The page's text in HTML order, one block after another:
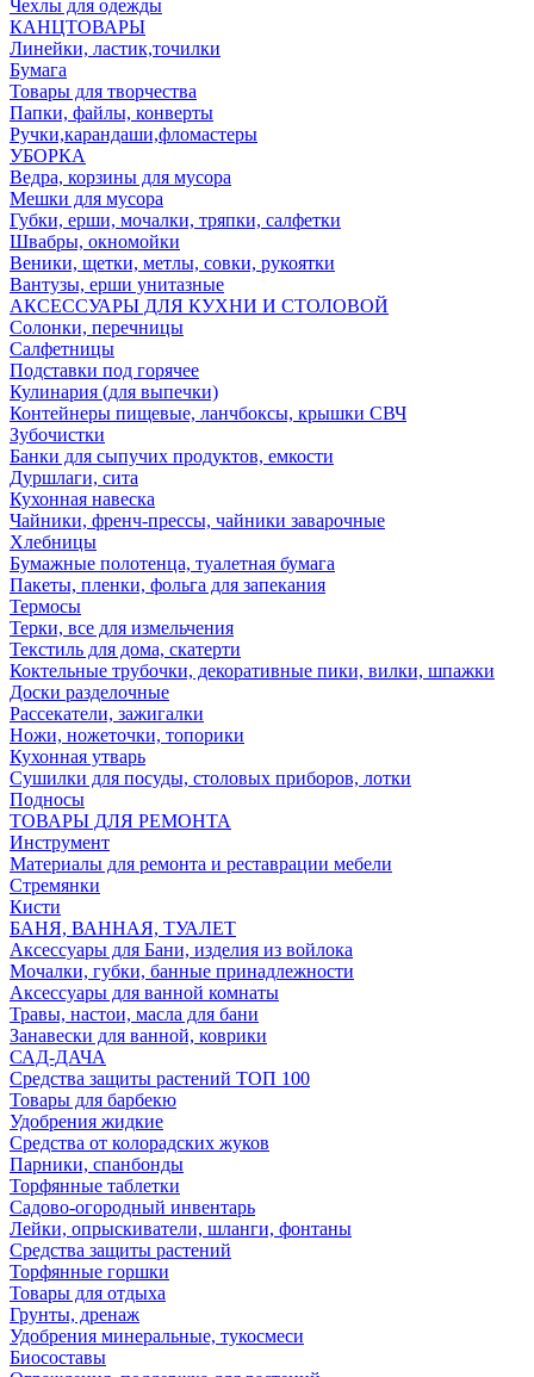
Чехлы для одежды
КАНЦТОВАРЫ
Линейки, ластик,точилки
Бумага
Товары для творчества
Папки, файлы, конверты
Ручки,карандаши,фломастеры
УБОРКА
Ведра, корзины для мусора
Мешки для мусора
Губки, ерши, мочалки, тряпки, салфетки
Швабры, окномойки
Веники, щетки, метлы, совки, рукоятки
Вантузы, ерши унитазные
АКСЕССУАРЫ ДЛЯ КУХНИ И СТОЛОВОЙ
Солонки, перечницы
Салфетницы
Подставки под горячее
Кулинария (для выпечки)
Контейнеры пищевые, ланчбоксы, крышки СВЧ
Зубочистки
Банки для сыпучих продуктов, емкости
Дуршлаги, сита
Кухонная навеска
Чайники, френч-прессы, чайники заварочные
Хлебницы
Бумажные полотенца, туалетная бумага
Пакеты, пленки, фольга для запекания
Термосы
Терки, все для измельчения
Текстиль для дома, скатерти
Коктельные трубочки, декоративные пики, вилки, шпажки
Доски разделочные
Рассекатели, зажигалки
Ножи, ножеточки, топорики
Кухонная утварь
Сушилки для посуды, столовых приборов, лотки
Подносы
ТОВАРЫ ДЛЯ РЕМОНТА
Инструмент
Материалы для ремонта и реставрации мебели
Стремянки
Кисти
БАНЯ, ВАННАЯ, ТУАЛЕТ
Аксессуары для Бани, изделия из войлока
Мочалки, губки, банные принадлежности
Аксессуары для ванной комнаты
Травы, настои, масла для бани
Занавески для ванной, коврики
САД-ДАЧА
Средства защиты растений ТОП 100
Товары для барбекю
Удобрения жидкие
Средства от колорадских жуков
Парники, спанбонды
Торфянные таблетки
Садово-огородный инвентарь
Лейки, опрыскиватели, шланги, фонтаны
Средства защиты растений
Торфянные горшки
Товары для отдыха
Грунты, дренаж
Удобрения минеральные, тукосмеси
Биосоставы